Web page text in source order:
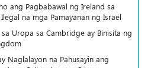
ang Pagbabawal ng Ireland sa
na mga Pamayanan ng Israel
Uropa sa Cambridge ay Binisita ng
Naglalayon na Pahusayin ang